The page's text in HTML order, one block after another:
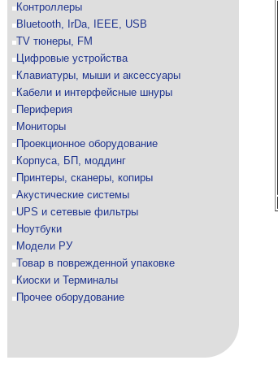
Контроллеры
Bluetooth, IrDa, IEEE, USB
TV тюнеры, FM
Цифровые устройства
Клавиатуры, мыши и аксессуары
Кабели и интерфейсные шнуры
Периферия
Мониторы
Проекционное оборудование
Корпуса, БП, моддинг
Принтеры, сканеры, копиры
Акустические системы
UPS и сетевые фильтры
Ноутбуки
Модели РУ
Товар в поврежденной упаковке
Киоски и Терминалы
Прочее оборудование